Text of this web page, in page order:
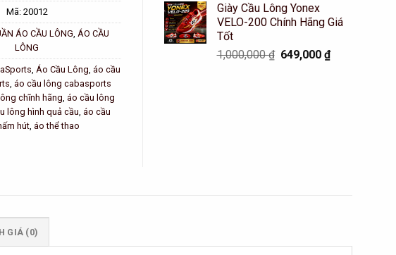
Mã: 20012
ÁO CẦU LÔNG ÁO CẦU
LÔNG
Áo Cầu Lông ,áo cầu
,áo cầu lông cabasports
chĩnh hãng áo cầu lông
lông hình quả cầu ,áo cầu
hút ,áo thể thao
Giày Cầu Lông Yonex
VELO-200 Chính Hãng Giá
Tốt
1,000,000₫ Original
649,000₫Current
GIÁ (0)